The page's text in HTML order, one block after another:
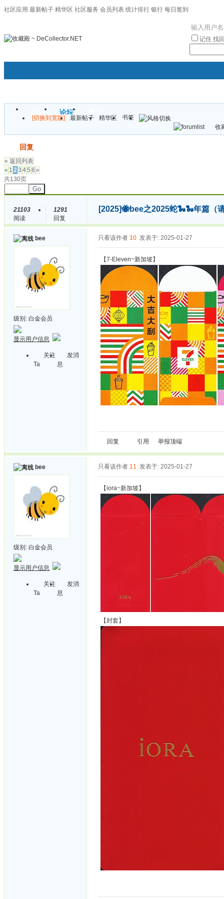
社区应用 最新帖子 精华区 社区服务 会员列表 统计排行 银行 每日签到
记住 找
门户 论坛
[切换到宽版] 最新帖子 精华区
书签
收
回复
« 返回列表
« 1 23 45 6 »
共130页
Go
21103
阅读
1291
回复
[2025]🐝bee之2025蛇🐍🐍年篇（
bee
级别: 白金会员
显示用户信息
关注
Ta
发消
息
只看该作者 10 发表于: 2025-01-27
【7-Eleven~新加坡】
回复 引用 举报顶端
bee
级别: 白金会员
显示用户信息
关注
Ta
发消
息
只看该作者 11 发表于: 2025-01-27
【iora~新加坡】
【封套】